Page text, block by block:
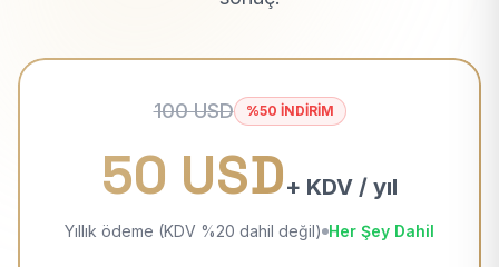
100 USD %50 İNDİRİM
50 USD+ KDV / yıl
Yıllık ödeme (KDV %20 dahil değil) Her Şey Dahil